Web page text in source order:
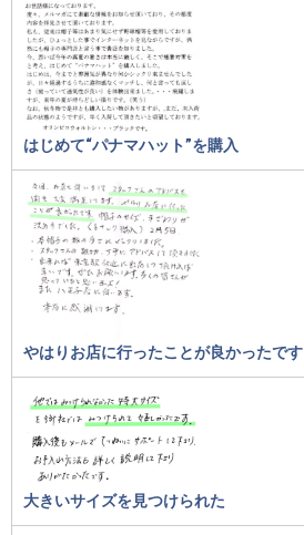
はじめて“パナマハット”を購入
やはりお店に行ったことが良かったです
大きいサイズを見つけられた